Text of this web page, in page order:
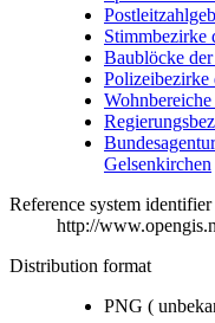
Stimmbezirke
Baublöcke
Polizeibezirke
Gelsenkirchen
Reference system identifier
http://
Distribution format
PNG (